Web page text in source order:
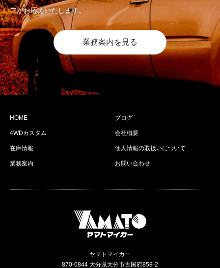
フがお応えいたします。
業務案内を見る
HOME
4WDカスタム
在庫情報
業務案内
ブログ
会社概要
個人情報の取扱いについて
お問い合わせ
ヤマトマイカー
870-0844 大分県大分市古国府858-2